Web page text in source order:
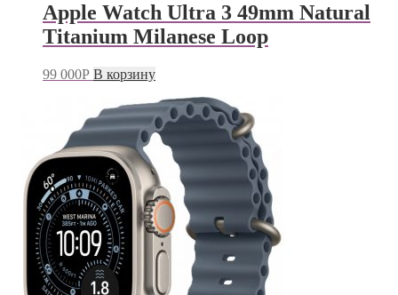
Apple Watch Ultra 3 49mm Natural
Titanium Milanese Loop
99 000Р В корзину